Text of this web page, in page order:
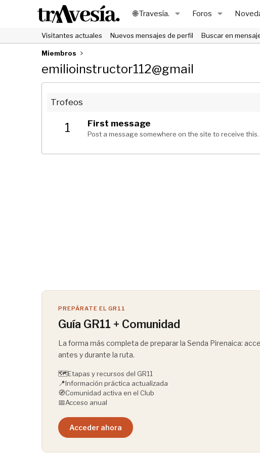
🌐 Travesía. Foros
Visitantes actuales Nuevos mensajes de perfil Buscar en
Miembros
emilioinstructor112@gmail
Trofeos
1 First message
Post a message somewhere on the site to receive this.
PREPÁRATE EL GR11
Guía GR11 + Comunidad
La forma más completa de preparar la Senda Pirenaica:
antes y durante la ruta.
🗺️Etapas y recursos del GR11
📍Información práctica actualizada
🧭Comunidad activa en el Club
📅Acceso anual
Acceder ahora